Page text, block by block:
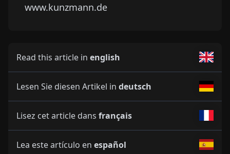
www.kunzmann.de
Read this article in english
Lesen Sie diesen Artikel in deutsch
Lisez cet article dans français
Lea este artículo en español